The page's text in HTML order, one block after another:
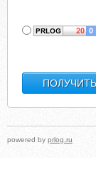
powered by prlog.ru